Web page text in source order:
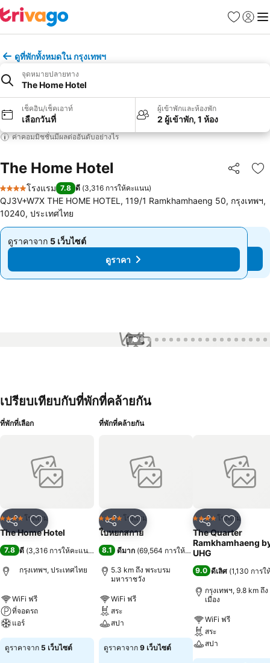
รายการโป
เข้าสู่ร
เมนู
ดูที่พักทั้งหมดใน กรุงเทพฯ
จุดหมายปลายทาง
The Home Hotel
เช็คอิน/เช็คเอาท์
เลือกวันที่
ผู้เข้าพักและห้องพัก
2 ผู้เข้าพัก, 1 ห้อง
ค่าคอมมิชชั่นมีผลต่ออันดับอย่างไร
The Home Hotel แชร์
เ
4 ดาว
โรงแรม 7.8 ดี (3,316 การให้คะแนน)
QJ3V+W7X THE HOME HOTEL, 119/1 Ramkhamhaeng 50, กรุงเทพฯ,
10240, ประเทศไทย
ดูราคาจาก 5 เว็บไซต์
จาก
ดูราคา
ดูราคาจาก 5 เว็บไซต์
จาก
฿371 ดูราคา
1 / 79
เปรียบเทียบกับที่พักที่คล้ายกัน
ที่พักที่เลือก
แชร์ เพิ่มในรายการโปรด
4 ดาว โรงแรม
The Home Hotel
7.8 ดี (3,316 การให้คะแนน)
กรุงเทพฯ, ประเทศไทย
WiFi ฟรี
ที่จอดรถ
แอร์
ดูราคาจาก 5 เว็บไซต์
ที่พักที่คล้ายกัน
แชร์ เพิ่มในรายการโปรด
4 ดาว โรงแรม
ใบหยกสกาย
8.1 ดีมาก (69,564 การให้คะแนน)
5.3 km ถึง พระบรม
มหาราชวัง
WiFi ฟรี
สระ
สปา
ดูราคาจาก 9 เว็บไซต์
แชร์ เพิ่มในรา
4 ดาว โรงแรม
The Quarter
Ramkhamhaeng
UHG
9.0 ดีเลิศ (1,130 การ
กรุงเทพฯ, 9.8 km ถึ
เมือง
WiFi ฟรี
สระ
สปา